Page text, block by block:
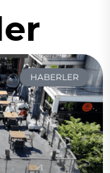
HABERLER